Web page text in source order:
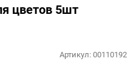
цветов 5шт
Артикул:00110192